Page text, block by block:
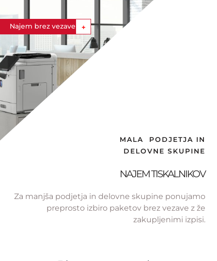
Najem brez vezave
MALA PODJETJA IN
DELOVNE SKUPINE
NAJEM TISKALNIKOV
Za manjša podjetja in delovne skupine ponujamo
preprosto izbiro paketov brez vezave z že
zakupljenimi izpisi.